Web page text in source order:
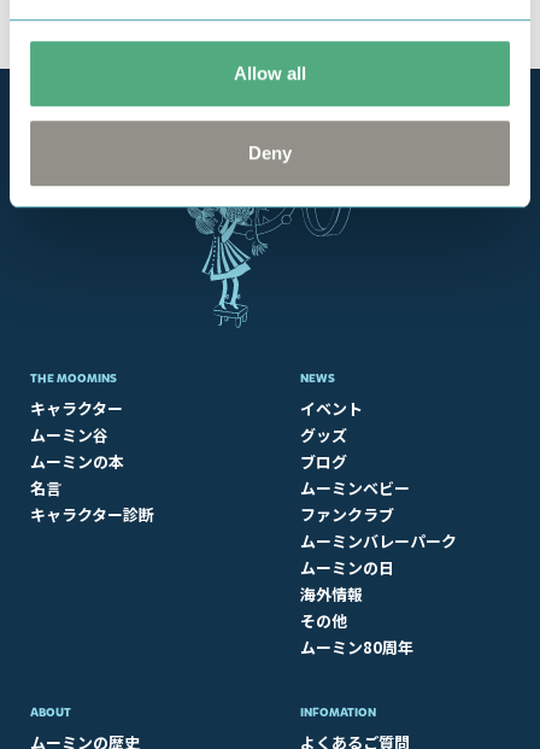
Allow all
Deny
THE MOOMINS
キャラクター
ムーミン谷
ムーミンの本
名言
キャラクター診断
NEWS
イベント
グッズ
ブログ
ムーミンベビー
ファンクラブ
ムーミンバレーパーク
ムーミンの日
海外情報
その他
ムーミン80周年
ABOUT​
ムーミンの歴史
INFOMATION
よくあるご質問